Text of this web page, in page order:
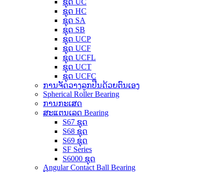
ຊຸດ UC
ຊຸດ HC
ຊຸດ SA
ຊຸດ SB
ຊຸດ UCP
ຊຸດ UCF
ຊຸດ UCFL
ຊຸດ UCT
ຊຸດ UCFC
ການຈັດວາງລູກປືນດ້ວຍຕົນເອງ
Spherical Roller Bearing
ການກະເສດ
ສະແຕນເລດ Bearing
S67 ຊຸດ
S68 ຊຸດ
S69 ຊຸດ
SF Series
S6000 ຊຸດ
Angular Contact Ball Bearing